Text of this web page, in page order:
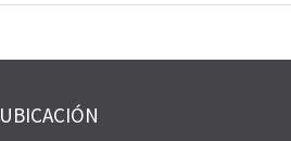
UBICACIÓN